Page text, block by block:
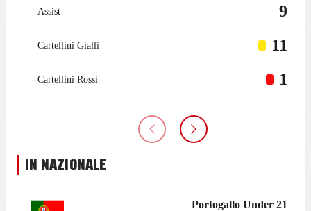
Assist 9
Cartellini Gialli 11
Cartellini Rossi 1
IN NAZIONALE
Portogallo Under 21